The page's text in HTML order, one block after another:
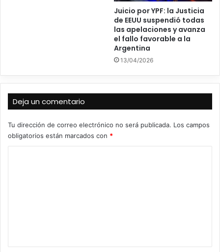
Juicio por YPF: la Justicia
de EEUU suspendió todas
las apelaciones y avanza
el fallo favorable a la
Argentina
13/04/2026
Deja un comentario
Tu dirección de correo electrónico no será publicada. Los campos
obligatorios están marcados con *